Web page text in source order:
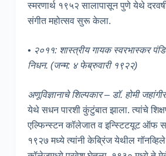
स्मरणार्थ १९५२ सालापासून पुणे येथे दरवर्षी
संगीत महोत्सव सुरू केला.
• २०११: शास्त्रीय गायक स्वरभास्कर
निधन. (जन्म: ४ फेब्रुवारी १९२२)
अणूविज्ञानाचे शिल्पकार – डॉ. होमी
येथे सधन पारशी कुंटुंबात झाला. त्यांचे
एल्फिन्स्टन कॉलेजात व इन्स्टिटयूट ऑफ
१९२७ मध्ये त्यांनी केब्रिंज येथील